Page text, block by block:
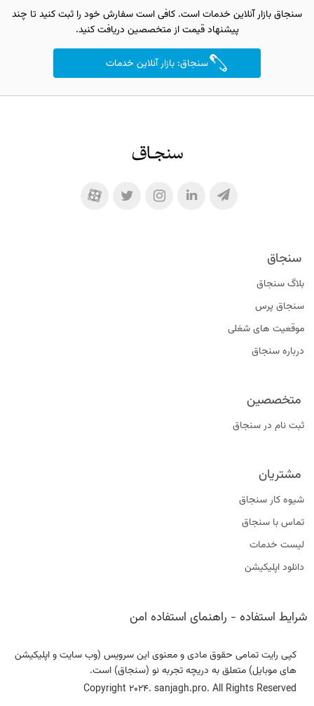
سنجاق بازار آنلاین خدمات است. کافی است سفارش خود را ثبت کنید تا چند
پیشنهاد قیمت از متخصصین دریافت کنید.
سنجاق: بازار آنلاین خدمات
سنجاق
بلاگ سنجاق
سنجاق پرس
موقعیت‌ های شغلی
درباره سنجاق
متخصصین
ثبت نام در سنجاق
مشتریان
شیوه کار سنجاق
تماس با سنجاق
لیست خدمات
دانلود اپلیکیشن
کپی رایت تمامی حقوق مادی و معنوی این سرویس (وب سایت و اپلیکیشن
های موبایل) متعلق به دریچه تجربه نو (سنجاق) است.
Copyright 2024. sanjagh.pro. All Rights Reserved
شرایط استفاده - راهنمای استفاده امن